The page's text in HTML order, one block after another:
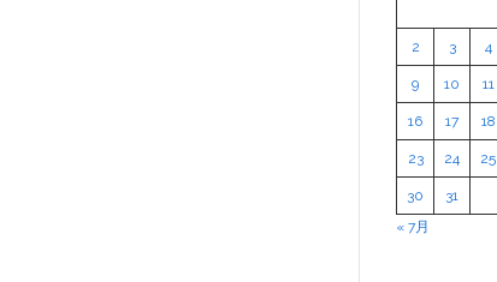
2 3 4
9 10 11
16 17 18
23 24 25
30
31
« 7月